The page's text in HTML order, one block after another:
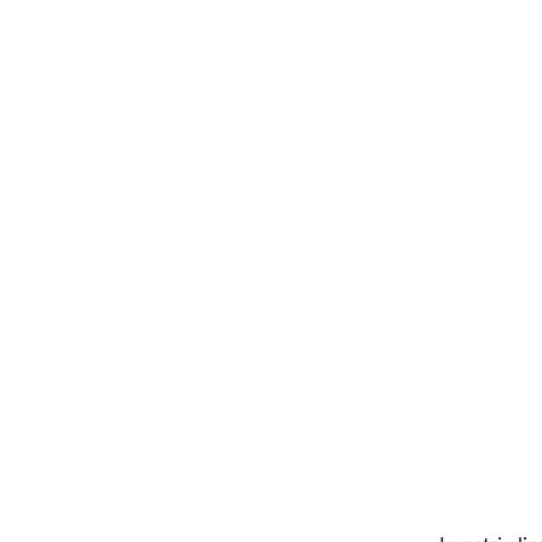
L'impianto stampa è un tipo di impianto che si
Dobbiamo creare un impianto stampa per ogni